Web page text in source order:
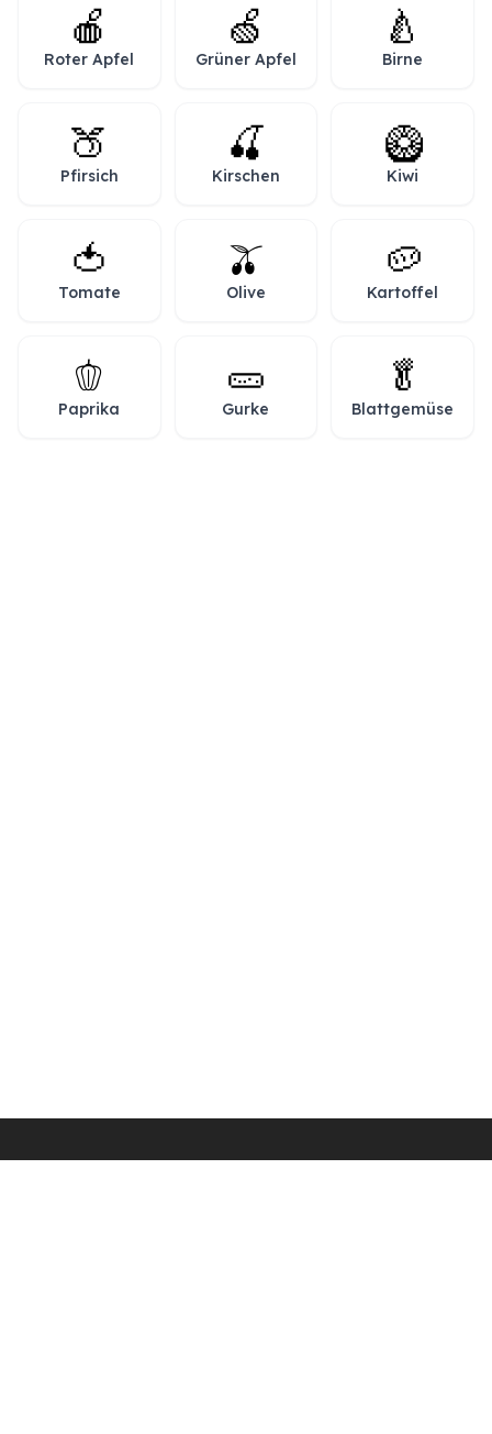
🍎
Roter Apfel
🍏
Grüner Apfel
🍐
Birne
🍑
Pfirsich
🍒
Kirschen
🥝
Kiwi
🍅
Tomate
🫒
Olive
🥔
Kartoffel
🫑
Paprika
🥒
Gurke
🥬
Blattgemüse